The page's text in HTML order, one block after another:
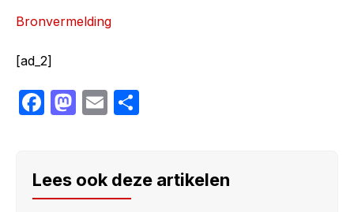
Bronvermelding
[ad_2]
F
e
b
M
o
d
E
e
Lees ook deze artikelen